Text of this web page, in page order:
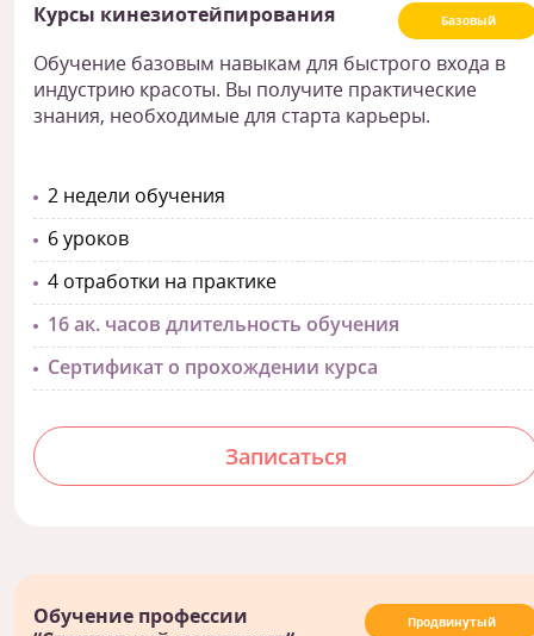
Базовый
Курсы кинезиотейпирования
Обучение базовым навыкам для быстрого входа в
индустрию красоты. Вы получите практические
знания, необходимые для старта карьеры.
2 недели обучения
6 уроков
4 отработки на практике
16 ак. часов длительность обучения
Сертификат о прохождении курса
Записаться
Продвинутый
Обучение профессии